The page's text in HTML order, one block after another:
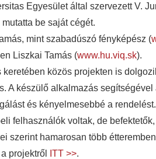
Egyesület által szervezett V.
be saját cégét.
mint szabadúszó fényképész (
Liszkai Tamás (www.hu.viq.sk).
közös projekten is
A készülő alkalmazás
és kényelmesebbé a
felhasználók voltak, de
szerint hamarosan több
projektről
ITT >>.